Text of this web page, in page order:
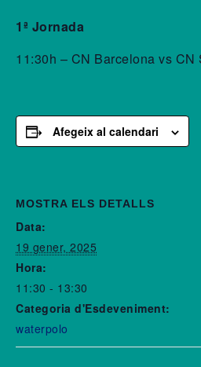
1ª Jornada
11:30h – CN Barcelona vs CN
Afegeix al calendari
MOSTRA ELS DETALLS
Data:
19 gener, 2025
Hora:
11:30 - 13:30
Categoria d'Esdeveniment:
waterpolo